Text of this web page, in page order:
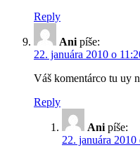
Reply
Ani píše:
22. januára 2010 o
Váš komentárco tu uy
Reply
Ani píše:
22. januára 2010